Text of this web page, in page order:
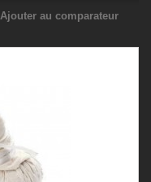
Ajouter au comparateur